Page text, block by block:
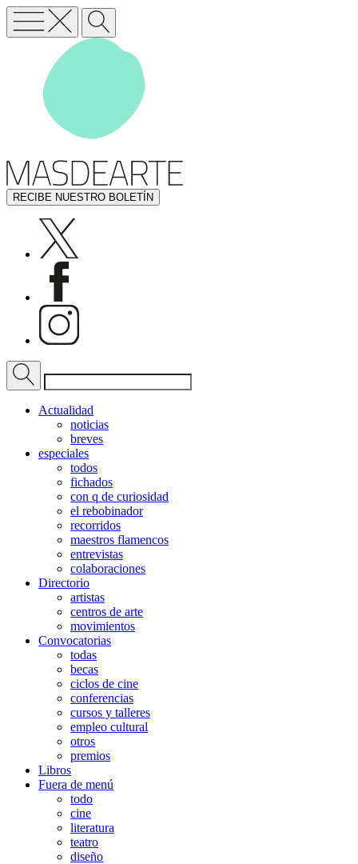
RECIBE NUESTRO BOLETÍN
Actualidad
noticias
breves
especiales
todos
fichados
con q de curiosidad
el rebobinador
recorridos
maestros flamencos
entrevistas
colaboraciones
Directorio
artistas
centros de arte
movimientos
Convocatorias
todas
becas
ciclos de cine
conferencias
cursos y talleres
empleo cultural
otros
premios
Libros
Fuera de menú
todo
cine
literatura
teatro
diseño